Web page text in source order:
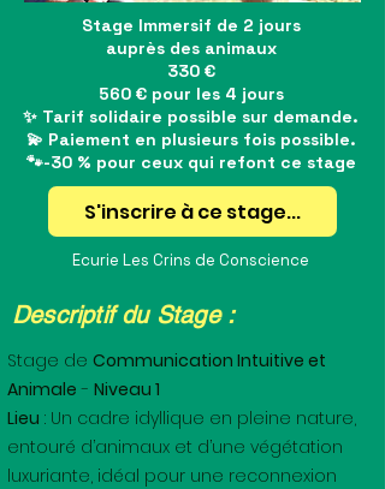
Stage Immersif de 2 jours
auprès des animaux
330 €
560 € pour les 4 jours
✨ Tarif solidaire possible sur demande.
💫 Paiement en plusieurs fois possible.
🐾-30 % pour ceux qui refont ce stage
S'inscrire à ce stage...
Ecurie Les Crins de Conscience
Descriptif du Stage :
Stage de Communication Intuitive et
Animale - Niveau 1
Lieu : Un cadre idyllique en pleine nature,
entouré d’animaux et d’une végétation
luxuriante, idéal pour une reconnexion